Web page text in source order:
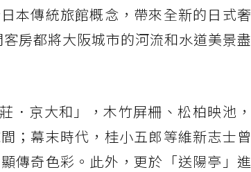
本傳統旅館概念，帶來全新的日式奢
房都將大阪城市的河流和水道美景盡
．京大和」，木竹屏柵、松柏映池，
；幕末時代，桂小五郎等維新志士曾
傳奇色彩。此外，更於「送陽亭」進